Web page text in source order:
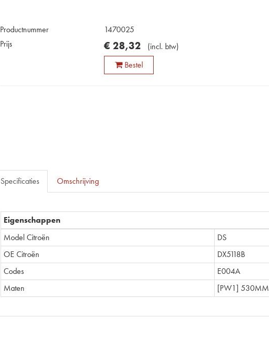
Productnummer
1470025
Prijs
€ 28,32 (incl. btw)
Bestel
Specificaties Omschrijving
Eigenschappen
Model Citroën
DS
OE Citroën
DX5118B
Codes
E004A
Maten
[PW1] 530MM